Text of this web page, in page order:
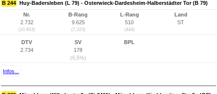
B 244 Huy-Badersleben (L 79) - Osterwieck-Dardesheim-Halberstädter Tor (B 79)
Nr.
2.732
(10.853)
B-Rang
9.625
(7.223)
L-Rang
510
(444)
Land
ST
DTV
2.734
SV
178
(6,5%)
BPL
Infos...